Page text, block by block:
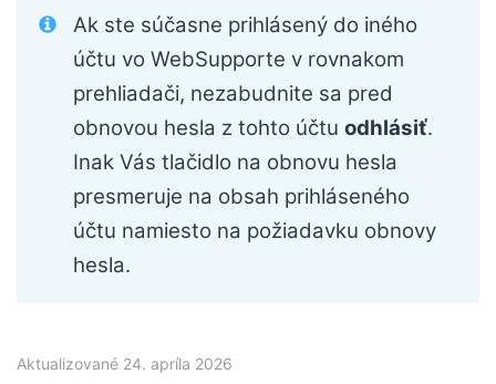
Ak ste súčasne prihlásený do iného
účtu vo WebSupporte v rovnakom
prehliadači, nezabudnite sa pred
obnovou hesla z tohto účtuodhlásiť.
Inak Vás tlačidlo na obnovu hesla
presmeruje na obsah prihláseného
účtu namiesto na požiadavku obnovy
hesla.
Aktualizované 24. apríla 2026